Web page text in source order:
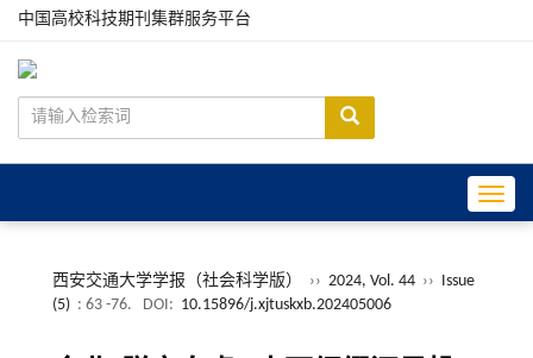
中国高校科技期刊集群服务平台
西安交通大学学报（社会科学版） ›› 2024, Vol. 44 ›› Issue
(5) : 63 -76. DOI: 10.15896/j.xjtuskxb.202405006